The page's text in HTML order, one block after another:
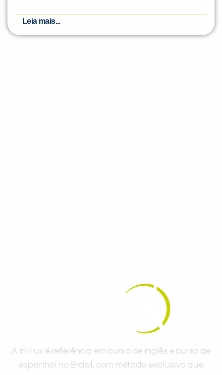
Leia mais...
A inFlux é referência em curso de inglês e curso de
espanhol no Brasil, com método exclusivo que